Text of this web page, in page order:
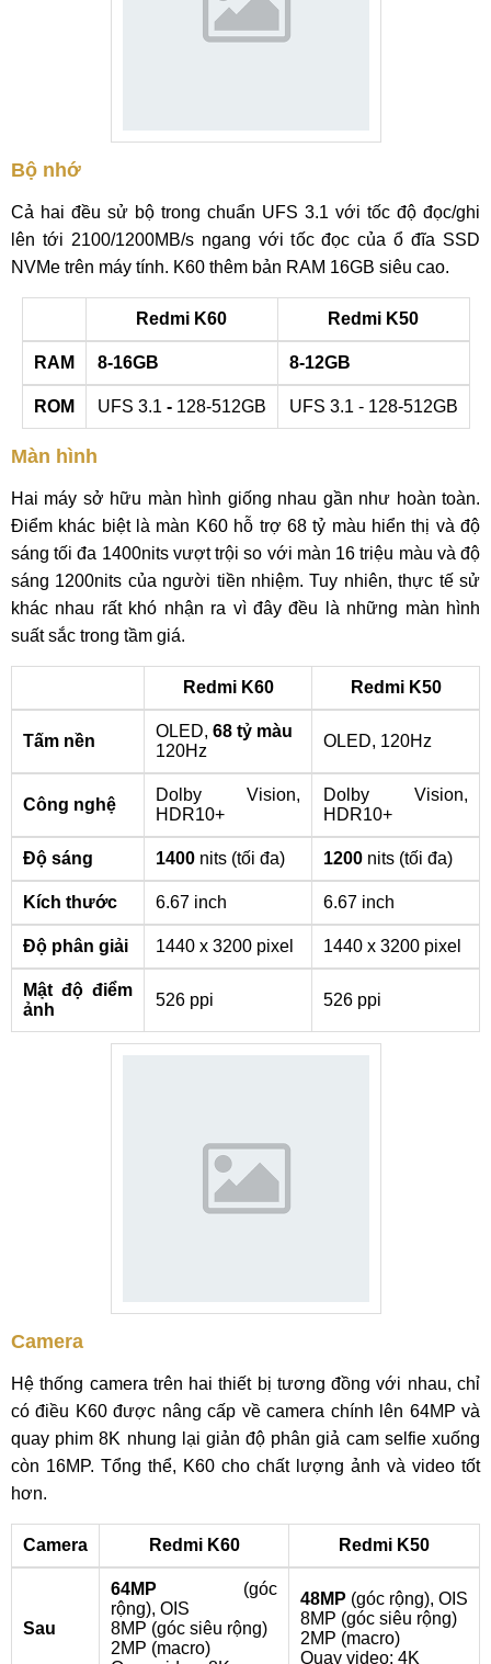
Bộ nhớ
Cả hai đều sử bộ trong chuẩn UFS 3.1 với tốc độ đọc/ghi
lên tới 2100/1200MB/s ngang với tốc đọc của ổ đĩa SSD
NVMe trên máy tính. K60 thêm bản RAM 16GB siêu cao.
Redmi K60 Redmi K50
RAM 8-16GB 8-12GB
ROM UFS 3.1 - 128-512GB UFS 3.1 - 128-512GB
Màn hình
Hai máy sở hữu màn hình giống nhau gần như hoàn toàn.
Điểm khác biệt là màn K60 hỗ trợ 68 tỷ màu hiển thị và độ
sáng tối đa 1400nits vượt trội so với màn 16 triệu màu và độ
sáng 1200nits của người tiền nhiệm. Tuy nhiên, thực tế sử
khác nhau rất khó nhận ra vì đây đều là những màn hình
suất sắc trong tầm giá.
Redmi K60 Redmi K50
Tấm nền
OLED, 68 tỷ màu
120Hz
OLED, 120Hz
Công nghệ
Dolby Vision,
HDR10+
Dolby Vision,
HDR10+
Độ sáng 1400 nits (tối đa) 1200 nits (tối đa)
Kích thước 6.67 inch 6.67 inch
Độ phân giải 1440 x 3200 pixel 1440 x 3200 pixel
Mật độ điểm
ảnh
526 ppi 526 ppi
Camera
Hệ thống camera trên hai thiết bị tương đồng với nhau, chỉ
có điều K60 được nâng cấp về camera chính lên 64MP và
quay phim 8K nhung lại giản độ phân giả cam selfie xuống
còn 16MP. Tổng thể, K60 cho chất lượng ảnh và video tốt
hơn.
Camera Redmi K60 Redmi K50
Sau
64MP (góc
rộng), OIS
8MP (góc siêu rộng)
2MP (macro)
48MP (góc rộng), OIS
8MP (góc siêu rộng)
2MP (macro)
Quay video: 4K